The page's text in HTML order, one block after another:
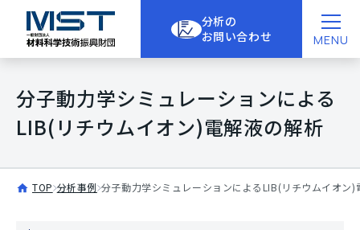
MENU
分析の
お問い合わせ
分子動力学シミュレーションによる
LIB(リチウムイオン)電解液の解析
TOP 分析事例 分子動力学シミュレーションによるLIB(リチウムイオン)